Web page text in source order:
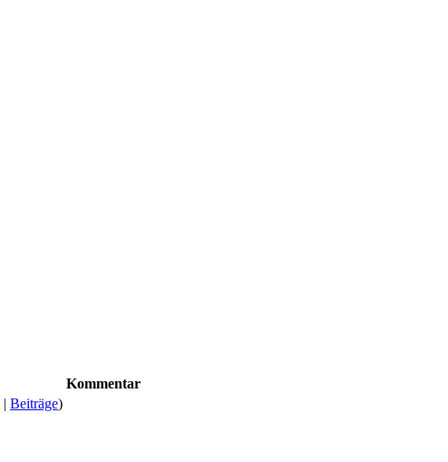
Kommentar
| Beiträge)